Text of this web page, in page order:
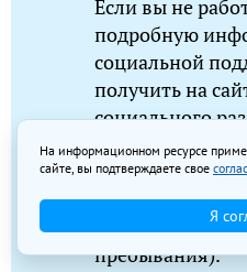
Если вы не
подробную
социальной
получить на
социального
http://
учреждении
месту
пребывания).
На информационном ресурсе
сайте, вы подтверждаете свое
Я